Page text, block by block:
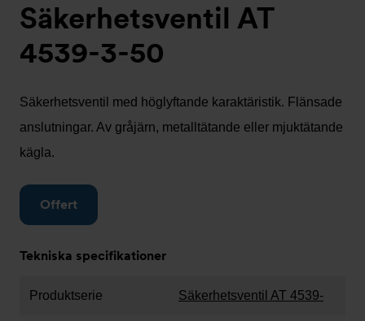
Säkerhetsventil AT
4539-3-50
Säkerhetsventil med höglyftande karaktäristik. Flänsade
anslutningar. Av gråjärn, metalltätande eller mjuktätande
kägla.
Offert
Tekniska specifikationer
Produktserie Säkerhetsventil AT 4539-